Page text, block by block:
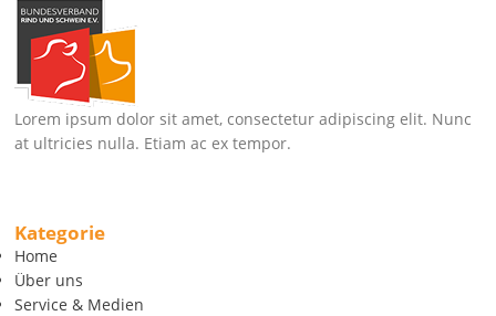
Lorem ipsum dolor sit amet, consectetur adipiscing elit. Nunc
at ultricies nulla. Etiam ac ex tempor.
Kategorie
Home
Über uns
Service & Medien